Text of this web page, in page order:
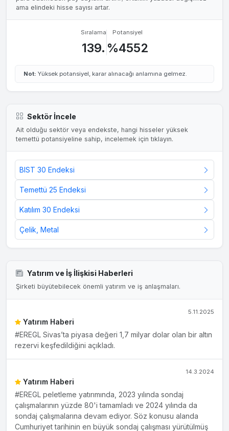
ama elindeki hisse sayısı artar.
Sıralama
139.
Potansiyel
%4552
Not: Yüksek potansiyel, karar alınacağı anlamına gelmez.
Sektör İncele
Ait olduğu sektör veya endekste, hangi hisseler yüksek
temettü potansiyeline sahip, incelemek için tıklayın.
BIST 30 Endeksi
Temettü 25 Endeksi
Katılım 30 Endeksi
Çelik, Metal
Yatırım ve İş İlişkisi Haberleri
Şirketi büyütebilecek önemli yatırım ve iş anlaşmaları.
5.11.2025
Yatırım Haberi
#EREGL Sivas’ta piyasa değeri 1,7 milyar dolar olan bir altın
rezervi keşfedildiğini açıkladı.
14.3.2024
Yatırım Haberi
#EREGL peletleme yatırımında, 2023 yılında sondaj
çalışmalarının yüzde 80'i tamamladı ve 2024 yılında da
sondaj çalışmalarına devam ediyor. Söz konusu alanda
Cumhuriyet tarihinin en büyük sondaj çalışması yürütülmüş